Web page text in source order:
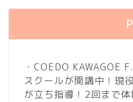
・COEDO KAWAGOE
スクールが開講中！現
が立ち指導！2回まで